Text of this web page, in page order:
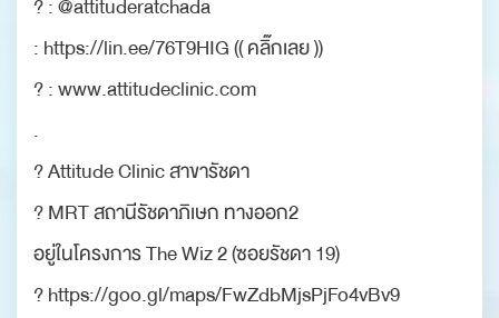
? : @attituderatchada
: https://lin.ee/76T9HIG (( คลิ๊กเลย ))
? : www.attitudeclinic.com
.
? Attitude Clinic สาขารัชดา
? MRT สถานีรัชดาภิเษก ทางออก2
อยู่ในโครงการ The Wiz 2 (ซอยรัชดา 19)
? https://goo.gl/maps/FwZdbMjsPjFo4vBv9